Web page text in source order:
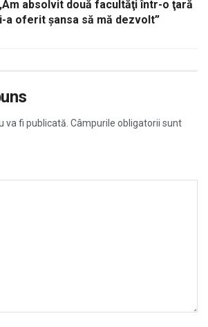
absolvit două facultăţi într-o ţară
a oferit şansa să mă dezvolt”
va fi publicată. Câmpurile obligatorii sunt